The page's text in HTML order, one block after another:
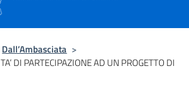
Dall’Ambasciata >
DI PARTECIPAZIONE AD UN PROGETTO DI